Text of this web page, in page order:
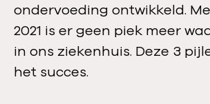
ondervoeding ontwikkeld.
2021 is er geen piek meer
in ons ziekenhuis. Deze 3
het succes.